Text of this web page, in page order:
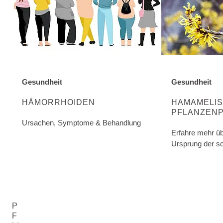
HÄMORRHOIDEN
ENTDECKE MEHR ÜBER DIE KATEGORIE:
Gesundheit
Ursachen, Symptome & Behandlung
ENTDECKE
Gesundheit
Erfahre mehr
Ursprung der
P
F